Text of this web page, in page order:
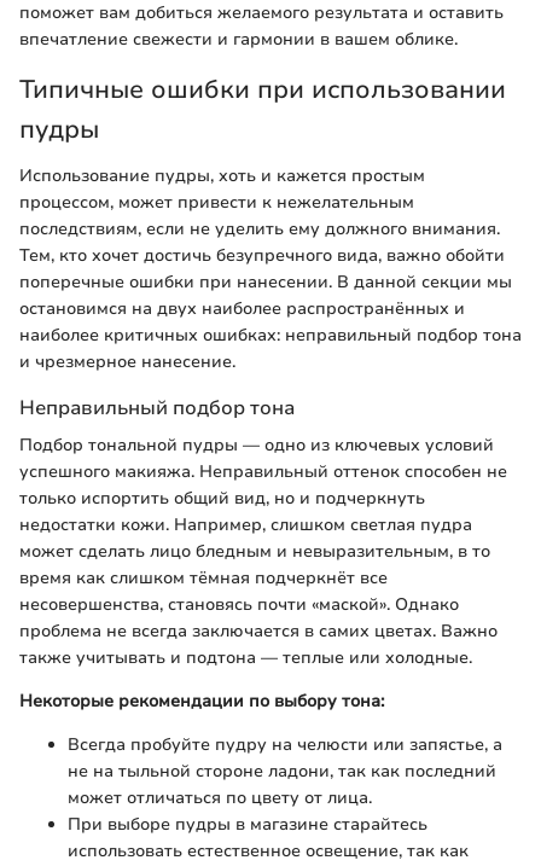
поможет вам добиться желаемого результата и оставить
впечатление свежести и гармонии в вашем облике.
Типичные ошибки при использовании
пудры
Использование пудры, хоть и кажется простым
процессом, может привести к нежелательным
последствиям, если не уделить ему должного внимания.
Тем, кто хочет достичь безупречного вида, важно обойти
поперечные ошибки при нанесении. В данной секции мы
остановимся на двух наиболее распространённых и
наиболее критичных ошибках: неправильный подбор тона
и чрезмерное нанесение.
Неправильный подбор тона
Подбор тональной пудры — одно из ключевых условий
успешного макияжа. Неправильный оттенок способен не
только испортить общий вид, но и подчеркнуть
недостатки кожи. Например, слишком светлая пудра
может сделать лицо бледным и невыразительным, в то
время как слишком тёмная подчеркнёт все
несовершенства, становясь почти «маской». Однако
проблема не всегда заключается в самих цветах. Важно
также учитывать и подтона — теплые или холодные.
Некоторые рекомендации по выбору тона:
Всегда пробуйте пудру на челюсти или запястье, а
не на тыльной стороне ладони, так как последний
может отличаться по цвету от лица.
При выборе пудры в магазине старайтесь
использовать естественное освещение, так как